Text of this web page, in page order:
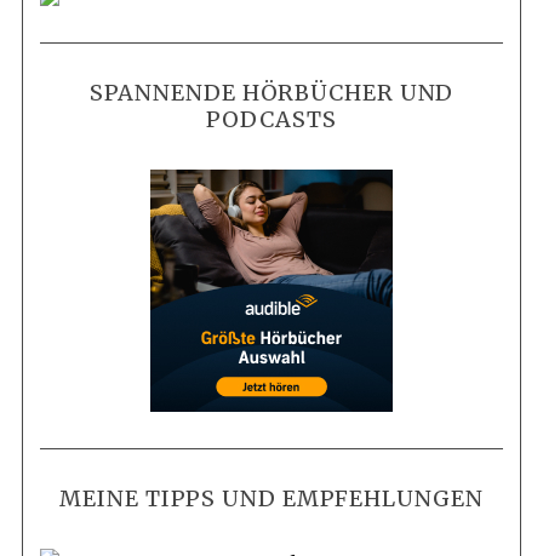
SPANNENDE HÖRBÜCHER UND
PODCASTS
MEINE TIPPS UND EMPFEHLUNGEN